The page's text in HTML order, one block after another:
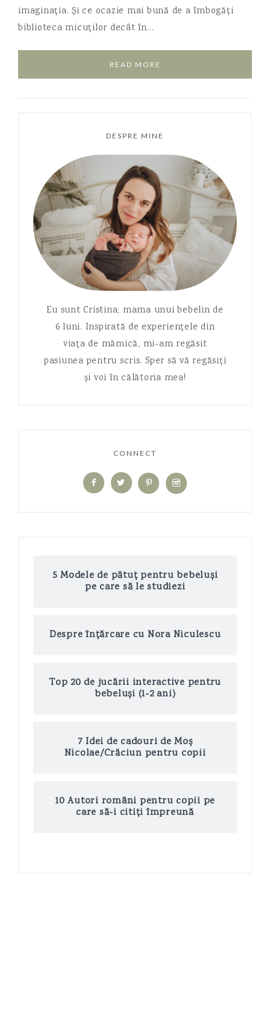
imaginația. Și ce ocazie mai bună de a îmbogăți
biblioteca micuților decât în…
READ MORE
DESPRE MINE
Eu sunt Cristina, mama unui bebelin de
6 luni. Inspirată de experiențele din
viața de mămică, mi-am regăsit
pasiunea pentru scris. Sper să vă regăsiți
și voi în călătoria mea!
CONNECT
5 Modele de pătuț pentru bebeluși
pe care să le studiezi
Despre înțărcare cu Nora Niculescu
Top 20 de jucării interactive pentru
bebeluși (1-2 ani)
7 Idei de cadouri de Moș
Nicolae/Crăciun pentru copii
10 Autori români pentru copii pe
care să-i citiți împreună